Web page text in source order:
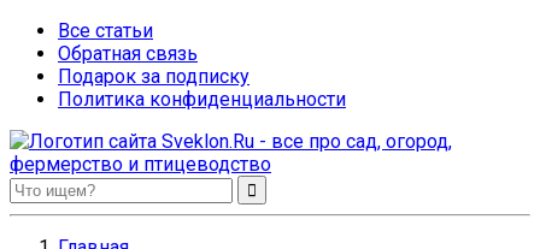
Все статьи
Обратная связь
Подарок за подписку
Политика конфиденциальности
Sveklon.Ru – все про сад, огород, фермерство и птицеводство